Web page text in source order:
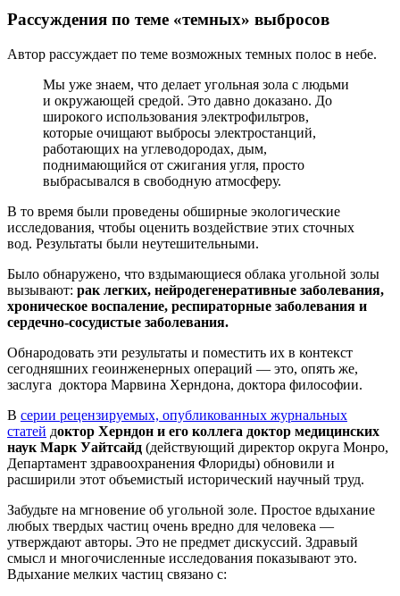
Рассуждения по теме «темных» выбросов
Автор рассуждает по теме возможных темных полос в небе.
Мы уже знаем, что делает угольная зола с людьми
и окружающей средой. Это давно доказано. До
широкого использования электрофильтров,
которые очищают выбросы электростанций,
работающих на углеводородах, дым,
поднимающийся от сжигания угля, просто
выбрасывался в свободную атмосферу.
В то время были проведены обширные экологические
исследования, чтобы оценить воздействие этих сточных
вод. Результаты были неутешительными.
Было обнаружено, что вздымающиеся облака угольной золы
вызывают: рак легких, нейродегенеративные заболевания,
хроническое воспаление, респираторные заболевания и
сердечно-сосудистые заболевания.
Обнародовать эти результаты и поместить их в контекст
сегодняшних геоинженерных операций — это, опять же,
заслуга доктора Марвина Херндона, доктора философии.
В серии рецензируемых, опубликованных журнальных
статей доктор Херндон и его коллега доктор медицинских
наук Марк Уайтсайд (действующий директор округа Монро,
Департамент здравоохранения Флориды) обновили и
расширили этот объемистый исторический научный труд.
Забудьте на мгновение об угольной золе. Простое вдыхание
любых твердых частиц очень вредно для человека —
утверждают авторы. Это не предмет дискуссий. Здравый
смысл и многочисленные исследования показывают это.
Вдыхание мелких частиц связано с: